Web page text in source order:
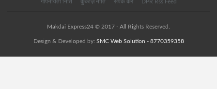
गोपनीयता निति कुकीज़ नीति संपर्क करें DPR Rss Feed
Makdai Express24 © 2017 - All Rights Reserved.
Design & Developed by: SMC Web Solution - 8770359358